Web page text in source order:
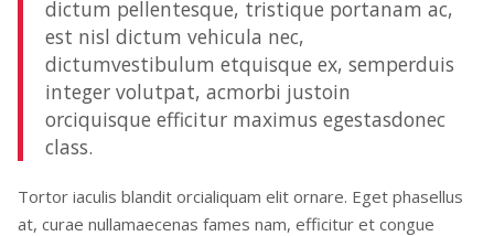
dictum pellentesque, tristique portanam ac,
est nisl dictum vehicula nec,
dictumvestibulum etquisque ex, semperduis
integer volutpat, acmorbi justoin
orciquisque efficitur maximus egestasdonec
class.
Tortor iaculis blandit orcialiquam elit ornare. Eget phasellus
at, curae nullamaecenas fames nam, efficitur et congue